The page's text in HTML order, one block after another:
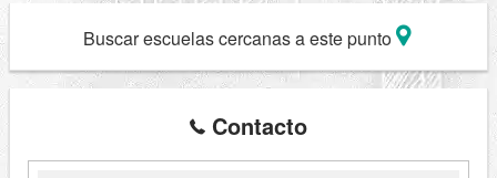
Buscar escuelas cercanas a este punto
Contacto